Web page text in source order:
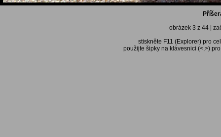
obrázek 3 z 44 |
stiskněte F11 (Explorer) pro
použijte šipky na klávesnici (<,>)